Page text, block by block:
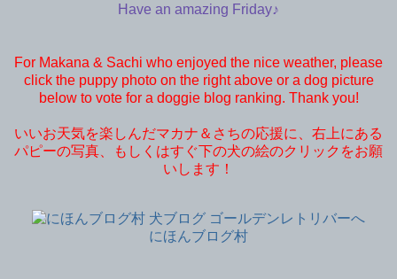
Have an amazing Friday♪
For Makana & Sachi who enjoyed the nice weather, please
click the puppy photo on the right above or a dog picture
below to vote for a doggie blog ranking. Thank you!
いいお天気を楽しんだマカナ＆さちの応援に、右上にある
パピーの写真、もしくはすぐ下の犬の絵のクリックをお願
いします！
にほんブログ村